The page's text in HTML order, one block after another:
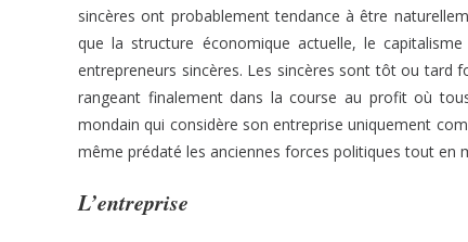
sincères ont probablement tendance à être
que la structure économique actuelle, le
entrepreneurs sincères. Les sincères sont tôt ou tard
rangeant finalement dans la course au profit où
mondain qui considère son entreprise uniquement
même prédaté les anciennes forces politiques tout en
L’entreprise